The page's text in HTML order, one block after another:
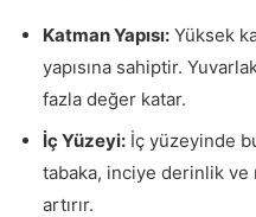
Katman Yapısı: Yüksek
yapısına sahiptir.
fazla değer katar.
İç Yüzeyi: İç yüzeyinde
tabaka, inciye derinlik ve
artırır.